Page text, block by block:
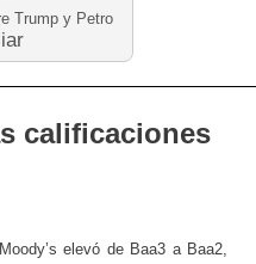
Trump y Petro
calificaciones
elevó de Baa3 a Baa2,